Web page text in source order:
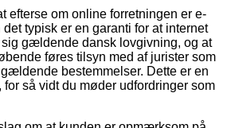
efterse om online forretningen er e-
typisk er en garanti for at internet
gældende dansk lovgivning, og at
føres tilsyn med af jurister som
bestemmelser. Dette er en
så vidt du møder udfordringer som